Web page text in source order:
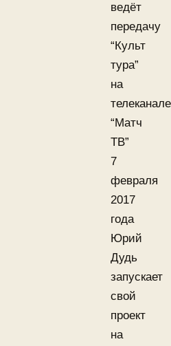
ведёт
передачу
“Культ
тура”
на
телеканале
“Матч
ТВ”
7
февраля
2017
года
Юрий
Дудь
запускает
свой
проект
на